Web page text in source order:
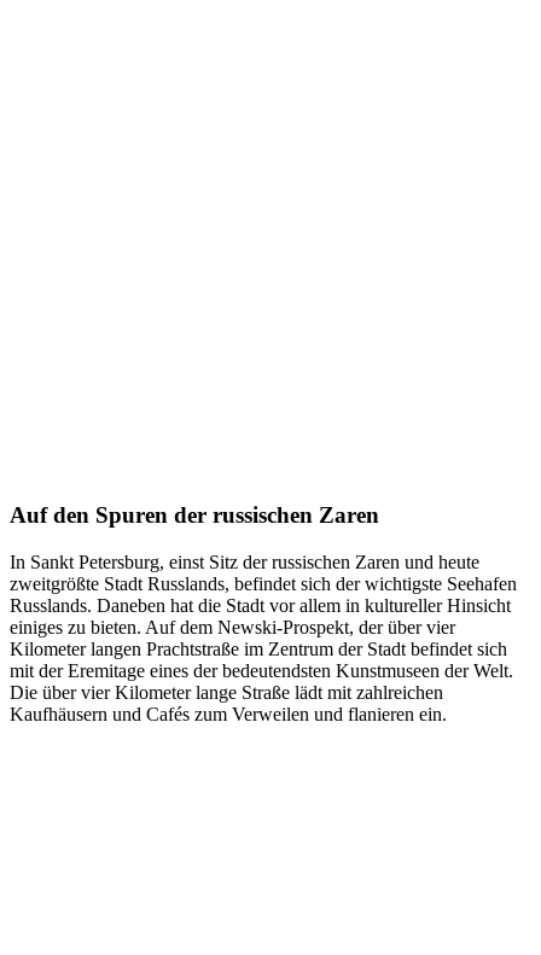
Auf den Spuren der russischen Zaren
In Sankt Petersburg, einst Sitz der russischen Zaren und heute
zweitgrößte Stadt Russlands, befindet sich der wichtigste Seehafen
Russlands. Daneben hat die Stadt vor allem in kultureller Hinsicht
einiges zu bieten. Auf dem Newski-Prospekt, der über vier
Kilometer langen Prachtstraße im Zentrum der Stadt befindet sich
mit der Eremitage eines der bedeutendsten Kunstmuseen der Welt.
Die über vier Kilometer lange Straße lädt mit zahlreichen
Kaufhäusern und Cafés zum Verweilen und flanieren ein.